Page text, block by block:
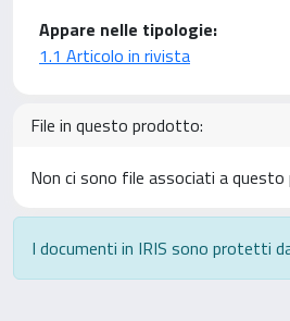
Appare nelle tipologie:
1.1 Articolo in rivista
File in questo prodotto:
Non ci sono file associati a
I documenti in IRIS sono protetti